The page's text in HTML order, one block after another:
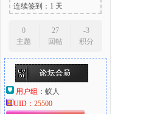
连续签到：1 天
0
主题
27
回帖
-3
积分
用户组： 蚁人
UID： 25500